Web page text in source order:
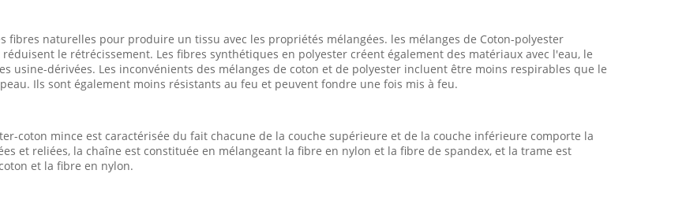
fibres naturelles pour produire un tissu avec les propriétés mélangées. les mélanges de Coton-polyester
le rétrécissement. Les fibres synthétiques en polyester créent également des matériaux avec l'eau, le
usine-dérivées. Les inconvénients des mélanges de coton et de polyester incluent être moins respirables que le
Ils sont également moins résistants au feu et peuvent fondre une fois mis à feu.
coton mince est caractérisée du fait chacune de la couche supérieure et de la couche inférieure comporte la
et reliées, la chaîne est constituée en mélangeant la fibre en nylon et la fibre de spandex, et la trame est
et la fibre en nylon.